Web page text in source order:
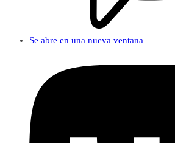
Se abre en una nueva ventana